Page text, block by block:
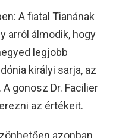
A fiatal Tianának
arról álmodik, hogy
legjobb
királyi sarja, az
gonosz Dr. Facilier
az értékeit.
azonban